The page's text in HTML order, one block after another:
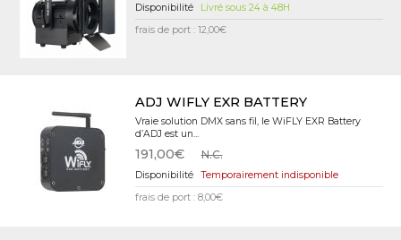
Livré sous 24 à 48H
frais de port : 12,00€
ADJ WIFLY EXR BATTERY
Vraie solution DMX sans fil, le WiFLY EXR Battery
d’ADJ est un...
191,00€ N.C.
Temporairement indisponible
frais de port : 8,00€